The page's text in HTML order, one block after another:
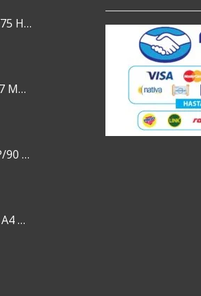
ESPIRAL PLASTICO 9 MM P/75 HJS X50X2400
SILICONA BARRA CBX FINA 7 MM 28 CM
ESPIRAL PLASTICO 12 MM P/90 HJS X50X1500
TAPA PARA ENCUADERNAR A4 TRANSP x50x500